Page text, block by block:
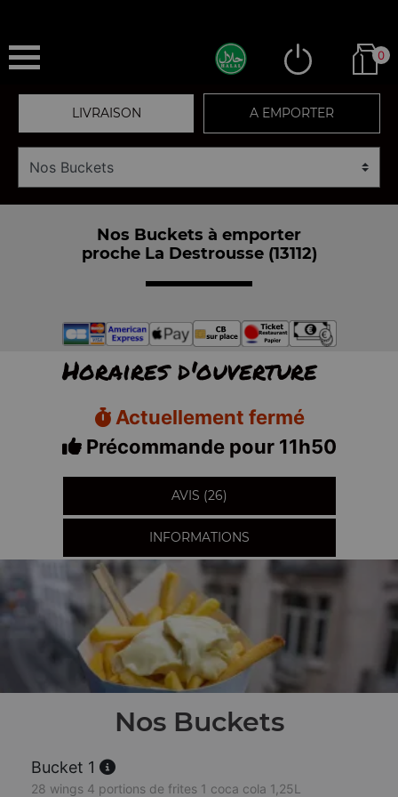
0
LIVRAISON A EMPORTER
Nos Buckets à emporter
proche La Destrousse (13112)
Horaires d'ouverture
Actuellement fermé
Précommande pour 11h50
AVIS (26)
INFORMATIONS
Nos Buckets
Bucket 1
28 wings 4 portions de frites 1 coca cola 1,25L